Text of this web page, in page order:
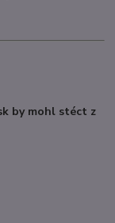
by mohl stéct z